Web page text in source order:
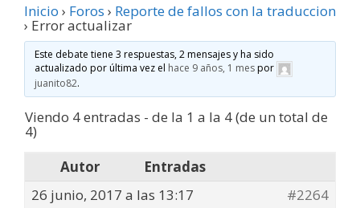
Inicio › Foros › Reporte de fallos con la traduccion
› Error actualizar
Este debate tiene 3 respuestas, 2 mensajes y ha sido
actualizado por última vez el hace 9 años, 1 mespor
juanito82.
Viendo 4 entradas - de la 1 a la 4 (de un total de
4)
Autor
Entradas
26 junio, 2017 a las 13:17
#2264